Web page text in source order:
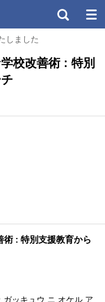
しました
校改善術 : 特別
術 : 特別支援教育から
ガッキュウ ニ オケル ア